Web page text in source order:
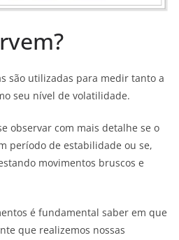
são utilizadas para medir tanto a
seu nível de volatilidade.
observar com mais detalhe se o
período de estabilidade ou se,
movimentos bruscos e
é fundamental saber em que
que realizemos nossas